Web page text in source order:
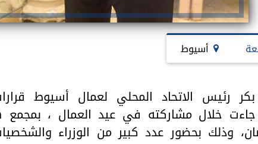
أسيوط
رئيس الاتحاد المحلي لعمال أسيوط
خلال مشاركته في عيد العمال ، بمجمع
وذلك بحضور عدد كبير من الوزراء